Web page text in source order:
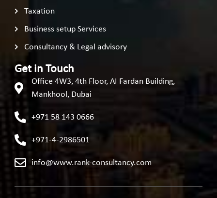
Taxation
Business setup Services
Consultancy & Legal advisory
Get in Touch
Office 4W3, 4th Floor, AI Fardan Building,
Mankhool, Dubai
+971 58 143 0666
+971-4-2986501
info@www.rank-consultancy.com